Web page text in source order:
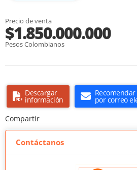
Precio de venta
$1.850.000.000
Pesos Colombianos
Descargar
información
por correo
Compartir
Contáctanos